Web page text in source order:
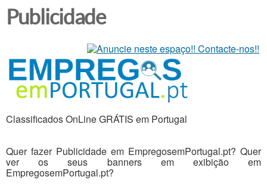
Publicidade
Classificados OnLine GRÁTIS em Portugal
Quer fazer Publicidade em EmpregosemPortugal.pt? Quer
ver os seus banners em exibição em
EmpregosemPortugal.pt?